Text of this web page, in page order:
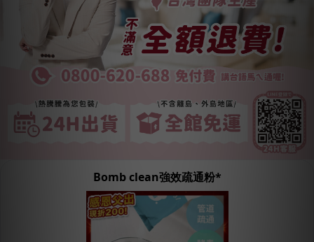
Bomb clean強效疏通粉*